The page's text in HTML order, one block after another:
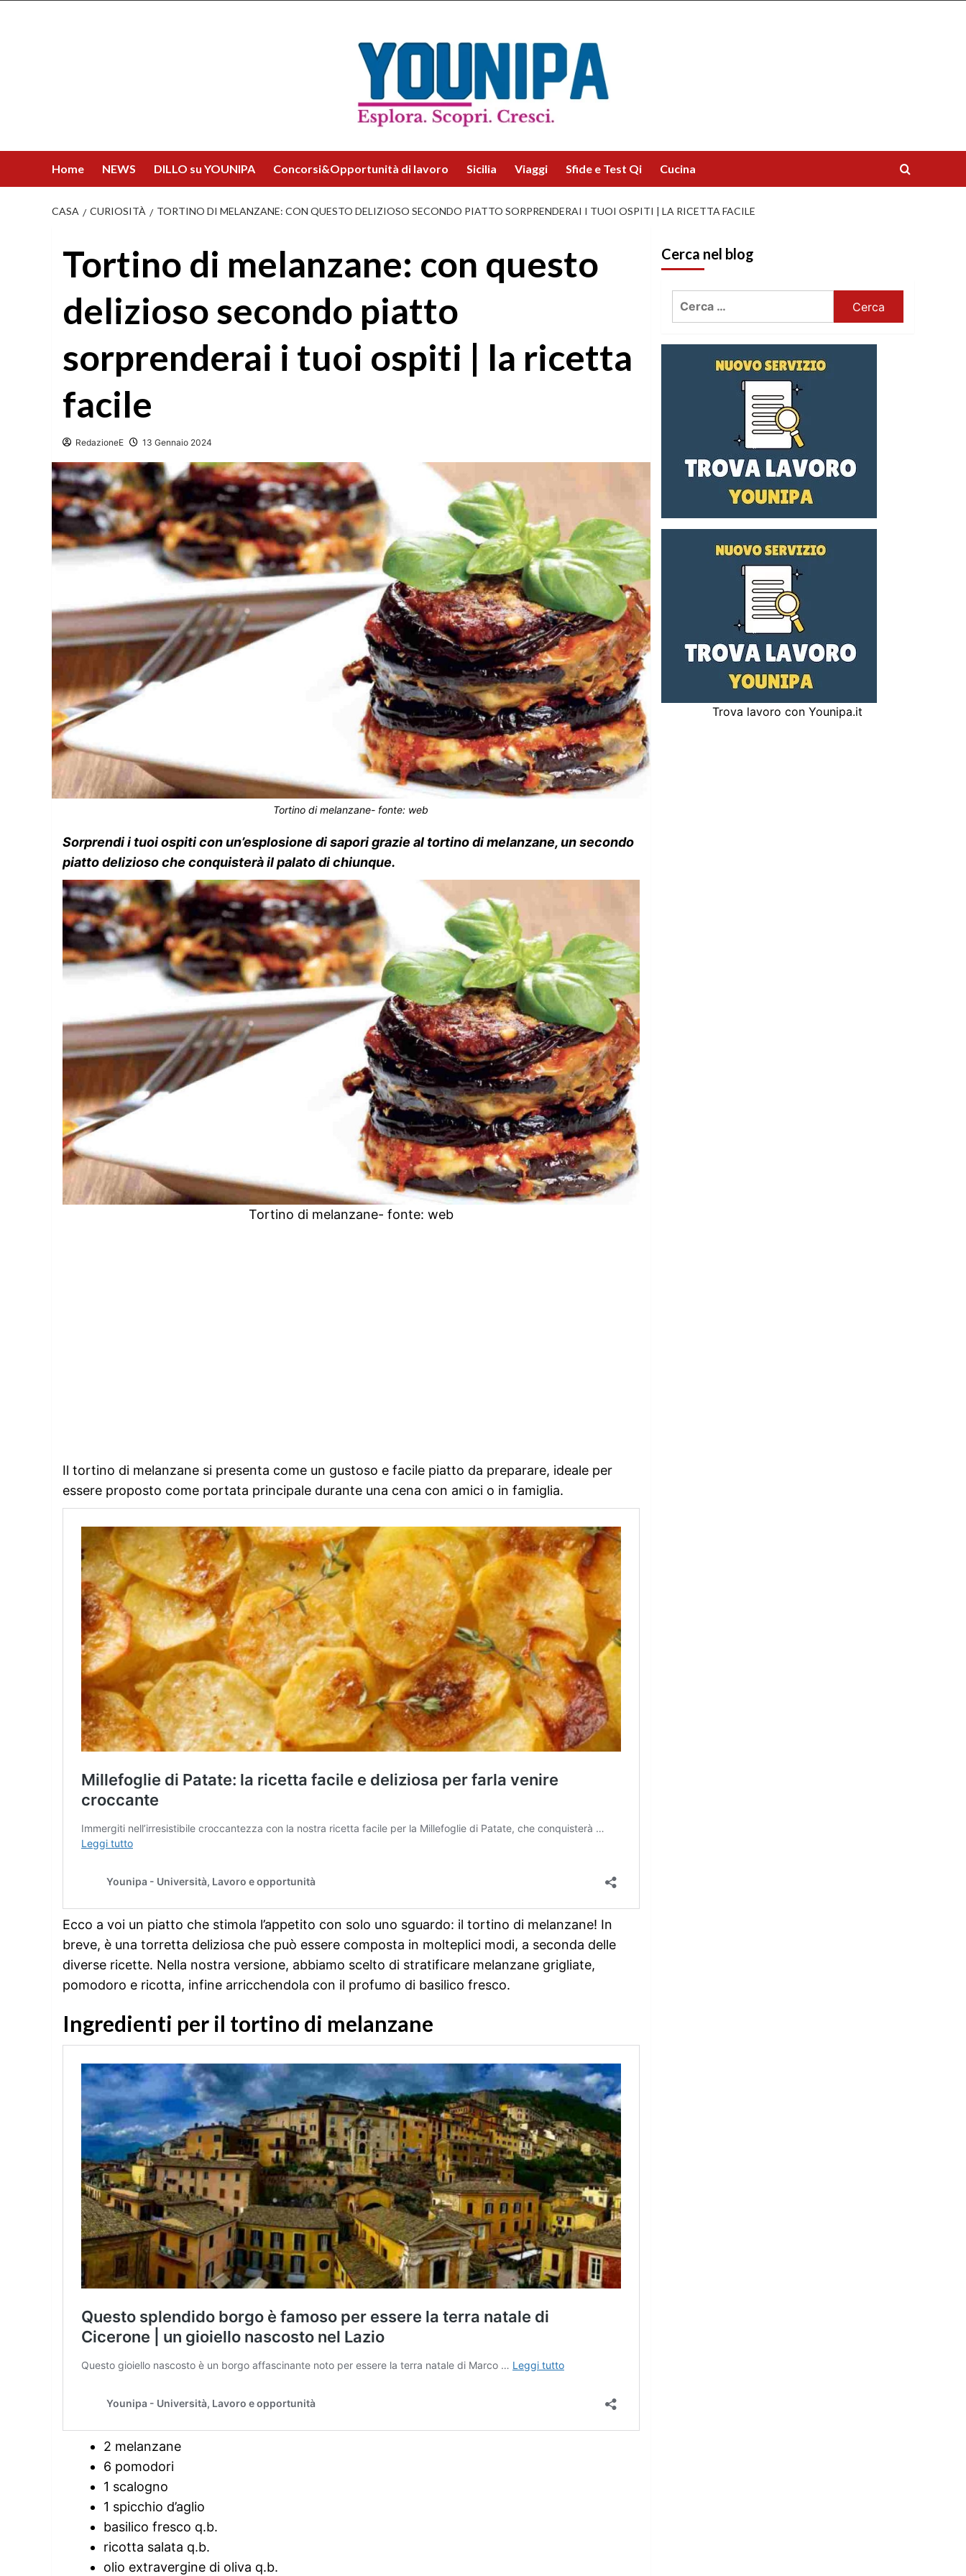
Home NEWS DILLO su YOUNIPA Concorsi&Opportunità di lavoro Sicilia Viaggi Sfide e Test Qi Cucina
CASA CURIOSITÀ TORTINO DI MELANZANE: CON QUESTO DELIZIOSO SECONDO PIATTO SORPRENDERAI I TUOI OSPITI | LA RICETTA FACILE
Tortino di melanzane: con questo
delizioso secondo piatto
sorprenderai i tuoi ospiti | la ricetta
facile
RedazioneE 13 Gennaio 2024
Tortino di melanzane- fonte: web
Sorprendi i tuoi ospiti con un’esplosione di sapori grazie al tortino di melanzane, un secondo
piatto delizioso che conquisterà il palato di chiunque.
Tortino di melanzane- fonte: web
Il tortino di melanzane si presenta come un gustoso e facile piatto da preparare, ideale per
essere proposto come portata principale durante una cena con amici o in famiglia.
Ecco a voi un piatto che stimola l’appetito con solo uno sguardo: il tortino di melanzane! In
breve, è una torretta deliziosa che può essere composta in molteplici modi, a seconda delle
diverse ricette. Nella nostra versione, abbiamo scelto di stratificare melanzane grigliate,
pomodoro e ricotta, infine arricchendola con il profumo di basilico fresco.
Ingredienti per il tortino di melanzane
2 melanzane
6 pomodori
1 scalogno
1 spicchio d’aglio
basilico fresco q.b.
ricotta salata q.b.
olio extravergine di oliva q.b.
Cerca nel blog
Ricerca
Trova lavoro con Younipa.it